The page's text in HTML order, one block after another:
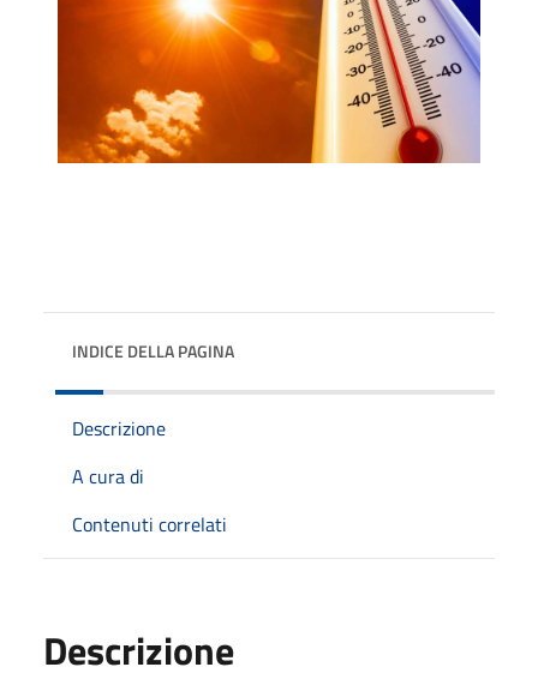
INDICE DELLA PAGINA
Descrizione
A cura di
Contenuti correlati
Descrizione